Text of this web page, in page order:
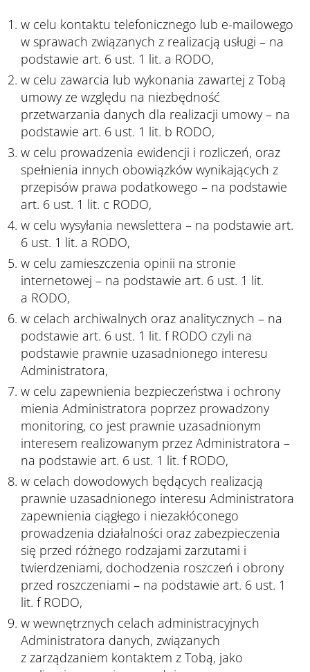
w celu kontaktu telefonicznego lub e-mailowego
w sprawach związanych z realizacją usługi – na
podstawie art. 6 ust. 1 lit. a RODO,
w celu zawarcia lub wykonania zawartej z Tobą
umowy ze względu na niezbędność
przetwarzania danych dla realizacji umowy – na
podstawie art. 6 ust. 1 lit. b RODO,
w celu prowadzenia ewidencji i rozliczeń, oraz
spełnienia innych obowiązków wynikających z
przepisów prawa podatkowego – na podstawie
art. 6 ust. 1 lit. c RODO,
w celu wysyłania newslettera – na podstawie art.
6 ust. 1 lit. a RODO,
w celu zamieszczenia opinii na stronie
internetowej – na podstawie art. 6 ust. 1 lit.
a RODO,
w celach archiwalnych oraz analitycznych – na
podstawie art. 6 ust. 1 lit. f RODO czyli na
podstawie prawnie uzasadnionego interesu
Administratora,
w celu zapewnienia bezpieczeństwa i ochrony
mienia Administratora poprzez prowadzony
monitoring, co jest prawnie uzasadnionym
interesem realizowanym przez Administratora –
na podstawie art. 6 ust. 1 lit. f RODO,
w celach dowodowych będących realizacją
prawnie uzasadnionego interesu Administratora
zapewnienia ciągłego i niezakłóconego
prowadzenia działalności oraz zabezpieczenia
się przed różnego rodzajami zarzutami i
twierdzeniami, dochodzenia roszczeń i obrony
przed roszczeniami – na podstawie art. 6 ust. 1
lit. f RODO,
w wewnętrznych celach administracyjnych
Administratora danych, związanych
z zarządzaniem kontaktem z Tobą, jako